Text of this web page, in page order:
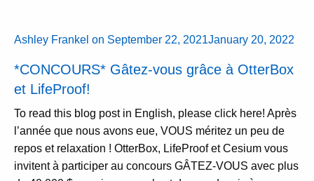
Ashley Frankel on September 22, 2021January 20, 2022
*CONCOURS* Gâtez-vous grâce à OtterBox
et LifeProof!
To read this blog post in English, please click here! Après
l’année que nous avons eue, VOUS méritez un peu de
repos et relaxation ! OtterBox, LifeProof et Cesium vous
invitent à participer au concours GÂTEZ-VOUS avec plus